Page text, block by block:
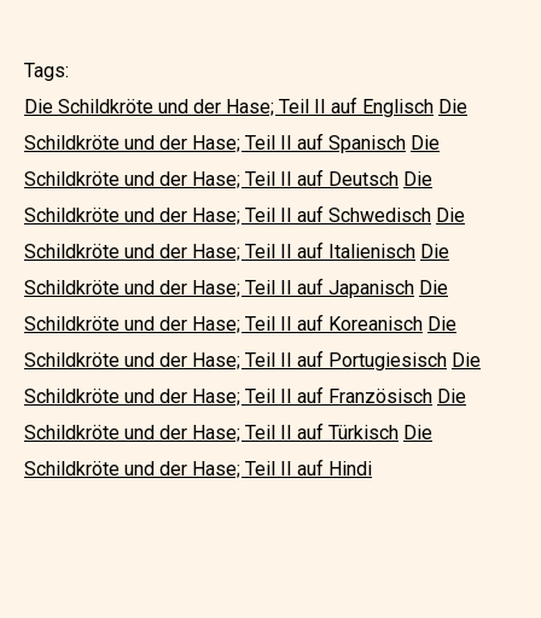
Tags:
Die Schildkröte und der Hase; Teil II auf Englisch Die
Schildkröte und der Hase; Teil II auf Spanisch Die
Schildkröte und der Hase; Teil II auf Deutsch Die
Schildkröte und der Hase; Teil II auf Schwedisch Die
Schildkröte und der Hase; Teil II auf Italienisch Die
Schildkröte und der Hase; Teil II auf Japanisch Die
Schildkröte und der Hase; Teil II auf Koreanisch Die
Schildkröte und der Hase; Teil II auf Portugiesisch Die
Schildkröte und der Hase; Teil II auf Französisch Die
Schildkröte und der Hase; Teil II auf Türkisch Die
Schildkröte und der Hase; Teil II auf Hindi